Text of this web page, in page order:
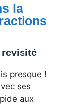
la
revisité
presque !
ses
aux